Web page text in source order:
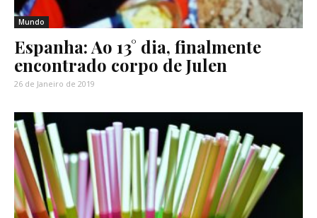
Mundo
Espanha: Ao 13° dia, finalmente
encontrado corpo de Julen
26 de Janeiro de 2019